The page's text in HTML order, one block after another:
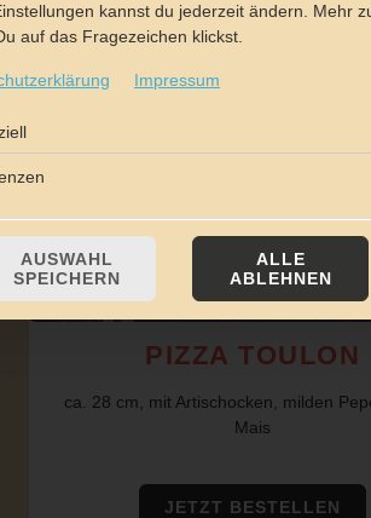
PIZZA TOULON
ca. 28 cm, mit Artischocken, milden
Mais
JETZT BESTELLEN
kannst du jederzeit ändern. Mehr
auf das Fragezeichen klickst.
Impressum
AUSWAHL
SPEICHERN
ALLE
ABLEHNEN